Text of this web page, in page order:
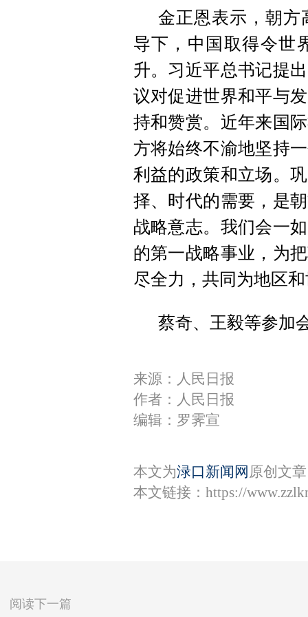
金正恩表示，朝方
导下，中国取得令世
升。习近平总书记提
议对促进世界和平与
持和赞赏。近年来国
方将始终不渝地坚持
利益的政策和立场。
择、时代的需要，是
战略意志。我们会一
的第一战略事业，为
尽全力，共同为地区
蔡奇、王毅等参加
来源：人民日报
作者：人民日报
编辑：罗霁宣
本文为渌口新闻网 原创文
本文链接： https://
阅读下一篇